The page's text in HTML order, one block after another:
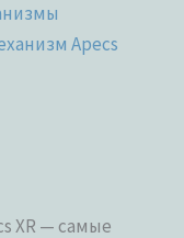
Apecs
XR — самые